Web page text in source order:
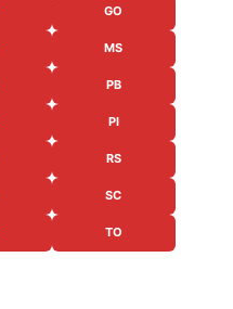
GO
MS
PB
PI
RS
SC
TO